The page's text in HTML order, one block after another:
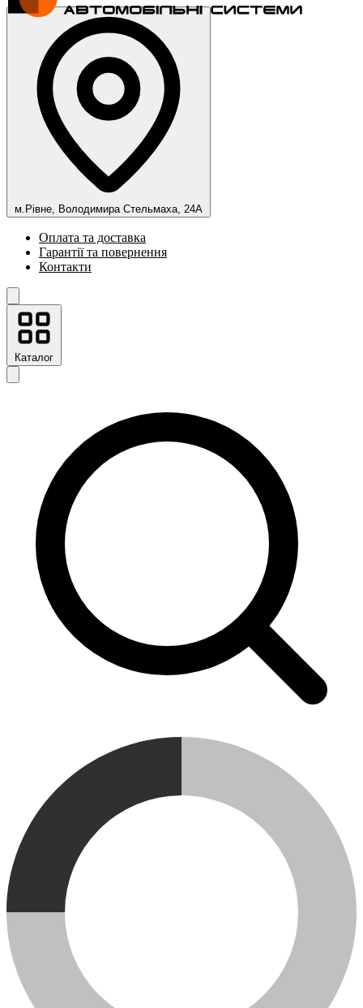
м.Рівне, Володимира Стельмаха, 24А
Оплата та доставка
Гарантії та повернення
Контакти
Каталог